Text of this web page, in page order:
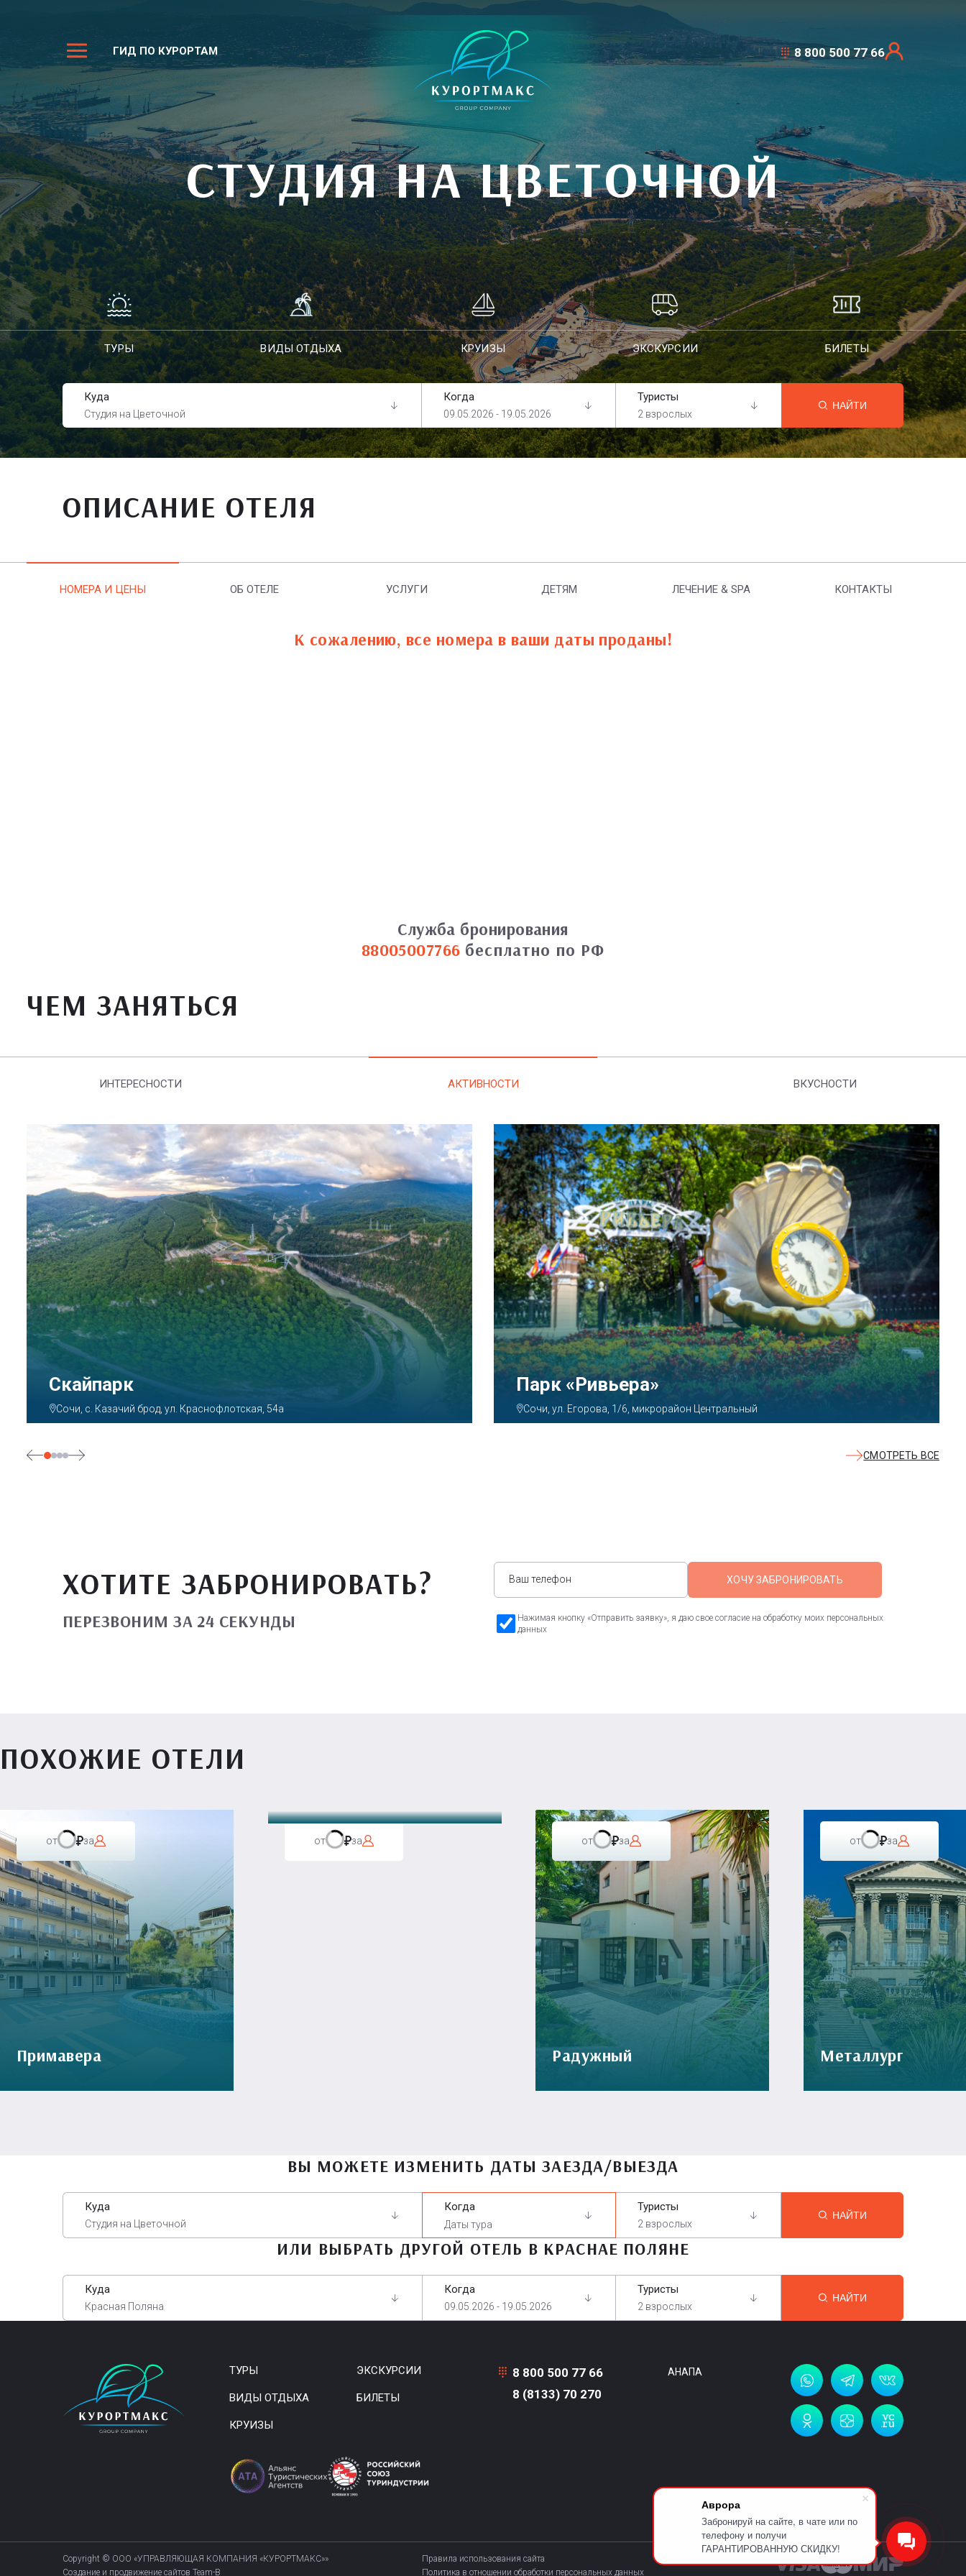
Аврора
Забронируй на сайте, в чате или по
телефону и получи
ГАРАНТИРОВАННУЮ СКИДКУ!
ГИД ПО КУРОРТАМ 8 800 500 77 66
СТУДИЯ НА ЦВЕТОЧНОЙ
ТУРЫ ВИДЫ ОТДЫХА КРУИЗЫ ЭКСКУРСИИ БИЛЕТЫ
Куда
Студия на Цветочной
Когда
09.05.2026 - 19.05.2026
Туристы
2 взрослых
НАЙТИ
ОПИСАНИЕ ОТЕЛЯ
НОМЕРА И ЦЕНЫ ОБ ОТЕЛЕ УСЛУГИ ДЕТЯМ ЛЕЧЕНИЕ & SPA КОНТАКТЫ
К сожалению, все номера в ваши даты проданы!
Служба бронирования
88005007766 бесплатно по РФ
ЧЕМ ЗАНЯТЬСЯ
ИНТЕРЕСНОСТИ АКТИВНОСТИ ВКУСНОСТИ
Парк «Ривьера»
Сочи, ул. Егорова, 1/6, микрорайон Центральный
Аквапарк «АКВАЛОО»
Сочи, ул. Декабристов, 78б
СМОТРЕТЬ ВСЕ
ХОТИТЕ ЗАБРОНИРОВАТЬ?
ПЕРЕЗВОНИМ ЗА 24 СЕКУНДЫ
ХОЧУ ЗАБРОНИРОВАТЬ
Нажимая кнопку «Отправить заявку», я даю свое согласие на обработку моих персональных
данных
ПОХОЖИЕ ОТЕЛИ
от за
Примавера
от за от за
Радужный
от за
Металлург
ВЫ МОЖЕТЕ ИЗМЕНИТЬ ДАТЫ ЗАЕЗДА/ВЫЕЗДА
Куда
Студия на Цветочной
Когда Туристы
2 взрослых
НАЙТИ
ИЛИ ВЫБРАТЬ ДРУГОЙ ОТЕЛЬ В КРАСНАЕ ПОЛЯНЕ
Куда
Красная Поляна
Когда
09.05.2026 - 19.05.2026
Туристы
2 взрослых
НАЙТИ
ТУРЫ
ВИДЫ ОТДЫХА
КРУИЗЫ
ЭКСКУРСИИ
БИЛЕТЫ
8 800 500 77 66
8 (8133) 70 270
АНАПА
Copyright © ООО «УПРАВЛЯЮЩАЯ КОМПАНИЯ «КУРОРТМАКС»»
Создание и продвижение сайтов Team-B
Правила использования сайта
Политика в отношении обработки персональных данных